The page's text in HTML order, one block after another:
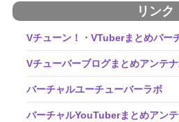
リンク
Vチューン！・VTuberまとめバー
Vチューバーブログまとめアンテ
バーチャルユーチューバーラボ
バーチャルYouTuberまとめアン